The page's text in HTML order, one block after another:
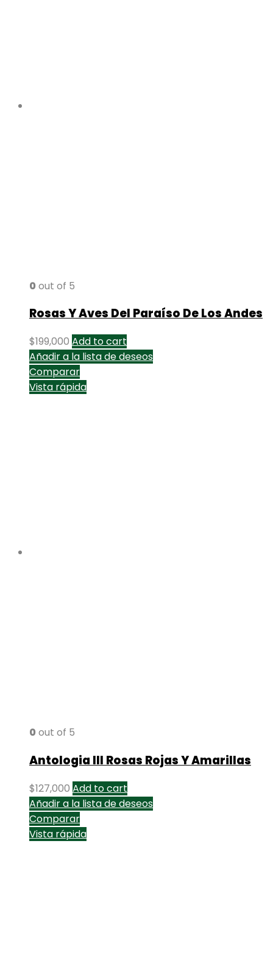
0 out of 5
Rosas Y Aves Del Paraíso De Los Andes
$199,000 Add to cart
Añadir a la lista de deseos
Comparar
Vista rápida
0 out of 5
Antologia III Rosas Rojas Y Amarillas
$127,000 Add to cart
Añadir a la lista de deseos
Comparar
Vista rápida